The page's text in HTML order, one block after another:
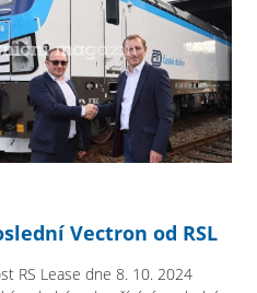
Vectron od RSL
RS Lease dne 8. 10. 2024